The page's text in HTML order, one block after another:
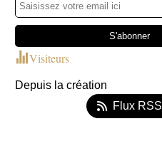
Visiteurs
Depuis la création
Flux RSS